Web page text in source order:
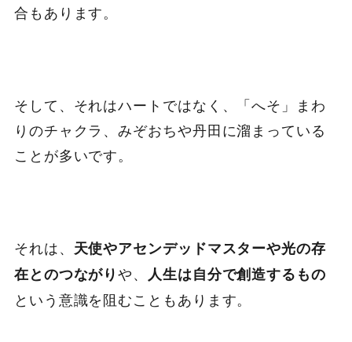
合もあります。
そして、それはハートではなく、「へそ」まわ
りのチャクラ、みぞおちや丹田に溜まっている
ことが多いです。
それは、 天使やアセンデッドマスターや光の存
在とのつながりや、 人生は自分で創造するもの
という意識を阻むこともあります。